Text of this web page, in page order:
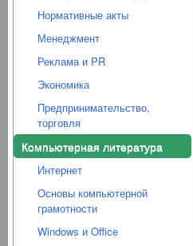
Нормативные акты
Менеджмент
Реклама и PR
Экономика
Предпринимательство,
торговля
Компьютерная литература
Интернет
Основы компьютерной
грамотности
Windows и Office